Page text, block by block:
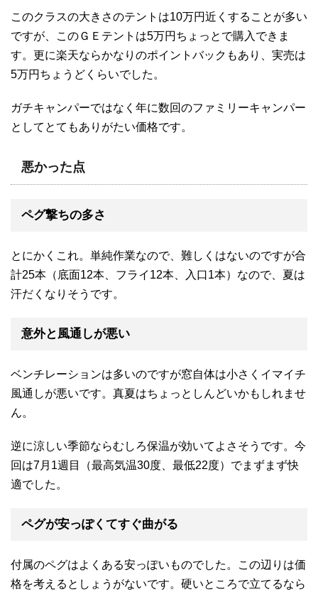
このクラスの大きさのテントは10万円近くすることが多い
ですが、このＧＥテントは5万円ちょっとで購入できま
す。更に楽天ならかなりのポイントバックもあり、実売は
5万円ちょうどくらいでした。
ガチキャンパーではなく年に数回のファミリーキャンパー
としてとてもありがたい価格です。
悪かった点
ペグ撃ちの多さ
とにかくこれ。単純作業なので、難しくはないのですが合
計25本（底面12本、フライ12本、入口1本）なので、夏は
汗だくなりそうです。
意外と風通しが悪い
ベンチレーションは多いのですが窓自体は小さくイマイチ
風通しが悪いです。真夏はちょっとしんどいかもしれませ
ん。
逆に涼しい季節ならむしろ保温が効いてよさそうです。今
回は7月1週目（最高気温30度、最低22度）でまずまず快
適でした。
ペグが安っぽくてすぐ曲がる
付属のペグはよくある安っぽいものでした。この辺りは価
格を考えるとしょうがないです。硬いところで立てるなら